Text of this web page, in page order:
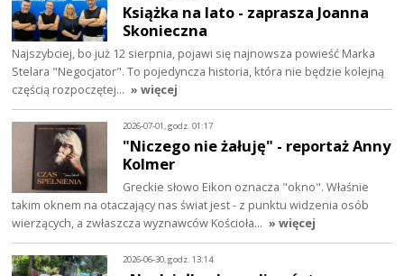
Książka na lato - zaprasza Joanna
Skonieczna
Najszybciej, bo już 12 sierpnia, pojawi się najnowsza powieść Marka
Stelara "Negocjator". To pojedyncza historia, która nie będzie kolejną
częścią rozpoczętej… » więcej
2026-07-01, godz. 01:17
"Niczego nie żałuję" - reportaż Anny
Kolmer
Greckie słowo Eikon oznacza "okno". Właśnie
takim oknem na otaczający nas świat jest - z punktu widzenia osób
wierzących, a zwłaszcza wyznawców Kościoła… » więcej
2026-06-30, godz. 13:14